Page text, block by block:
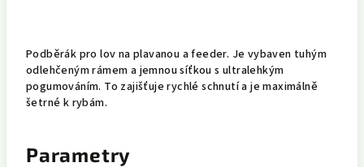
Podběrák pro lov na plavanou a feeder. Je vybaven tuhým
odlehčeným rámem a jemnou síťkou s ultralehkým
pogumováním. To zajišťuje rychlé schnutí a je maximálně
šetrné k rybám.
Parametry